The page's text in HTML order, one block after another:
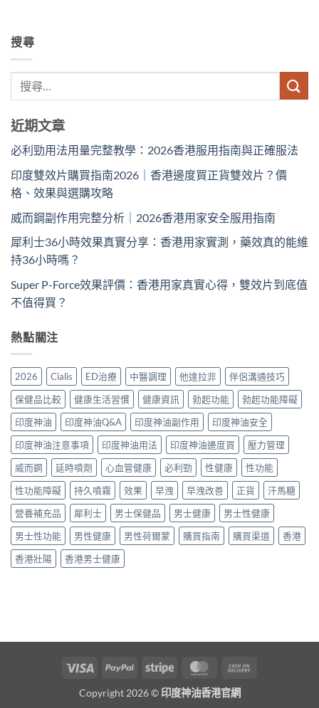
搜尋
近期文章
必利勁用法用量完整教學：2026香港服用指南與正確服法
印度雙效片購買指南2026｜香港邊度買正貨雙效片？價
格、效果與選購攻略
威而鋼副作用完整分析｜2026香港用家安全服用指南
犀利士36小時效果真實分享：香港用家實測，藥效真的能維
持36小時嗎？
Super P-Force效果評價：香港用家真實心得，雙效片到底值
不值得買？
熱點關注
2026 Cialis ED治療 中醫調理 他達拉非
伴侶溝通技巧
保健品比較
健康生活習慣 健康資訊 勃起功能
勃起功能障礙
印度神油
印度神油Q&A 印度神油副作用
印度神油安全
印度神油注意事項
印度神油用法 印度神油邊度買
壓力管理
威而鋼
延時噴劑 心血管健康 必利勁 性健康
性功能
性功能障礙
持久噴霧 效果 早洩 早洩改善 正貨
汗馬糖
營養補充品
犀利士 男士保健品 男士健康
男士性健康
男士性功能
男性健康 男性荷爾蒙 購買指南 購買渠道
香港
香港壯陽
香港男士健康
Visa PayPal Stripe MasterCard
Copyright 2026 © 印度神油香港官網